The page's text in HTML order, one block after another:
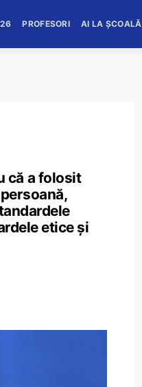
PROFESORI AI LA ȘCOALĂ
că a folosit
etice și